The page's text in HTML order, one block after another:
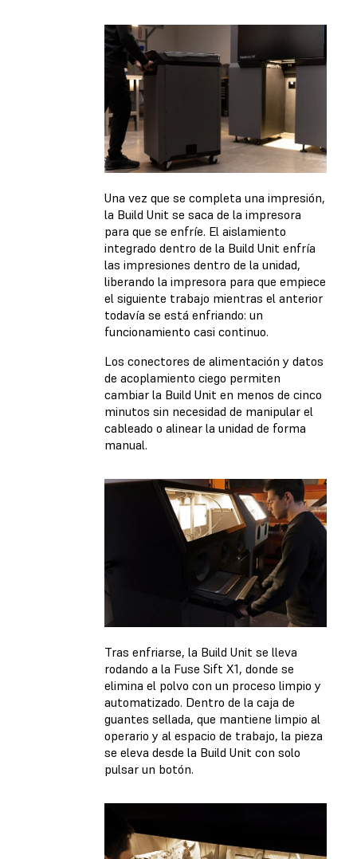
Una vez que se completa una impresión,
la Build Unit se saca de la impresora
para que se enfríe. El aislamiento
integrado dentro de la Build Unit enfría
las impresiones dentro de la unidad,
liberando la impresora para que empiece
el siguiente trabajo mientras el anterior
todavía se está enfriando: un
funcionamiento casi continuo.
Los conectores de alimentación y datos
de acoplamiento ciego permiten
cambiar la Build Unit en menos de cinco
minutos sin necesidad de manipular el
cableado o alinear la unidad de forma
manual.
Tras enfriarse, la Build Unit se lleva
rodando a la Fuse Sift X1, donde se
elimina el polvo con un proceso limpio y
automatizado. Dentro de la caja de
guantes sellada, que mantiene limpio al
operario y al espacio de trabajo, la pieza
se eleva desde la Build Unit con solo
pulsar un botón.